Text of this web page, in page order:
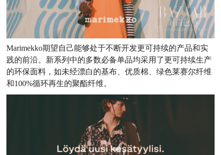
Marimekko期望自己能够处于不断开发更可持续的产品和实
践的前沿。新系列中的多数必备单品均采用了更可持续生产
的环保面料，如未经漂白的基布、优质棉、绿色莱赛尔纤维
和100%循环再生的聚酯纤维。